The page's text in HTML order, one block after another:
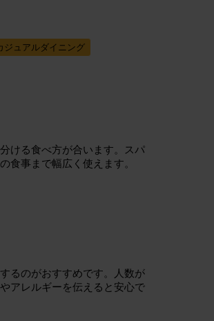
ジュアルダイニング
ける食べ方が合います。スパ
食事まで幅広く使えます。
るのがおすすめです。人数が
アレルギーを伝えると安心で